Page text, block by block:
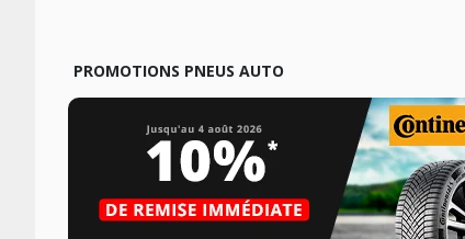
PROMOTIONS PNEUS AUTO